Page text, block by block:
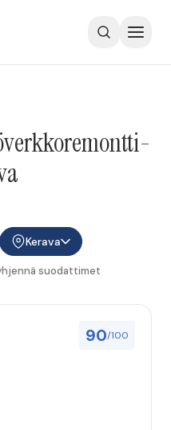
Kerava
suodattimet
90/100